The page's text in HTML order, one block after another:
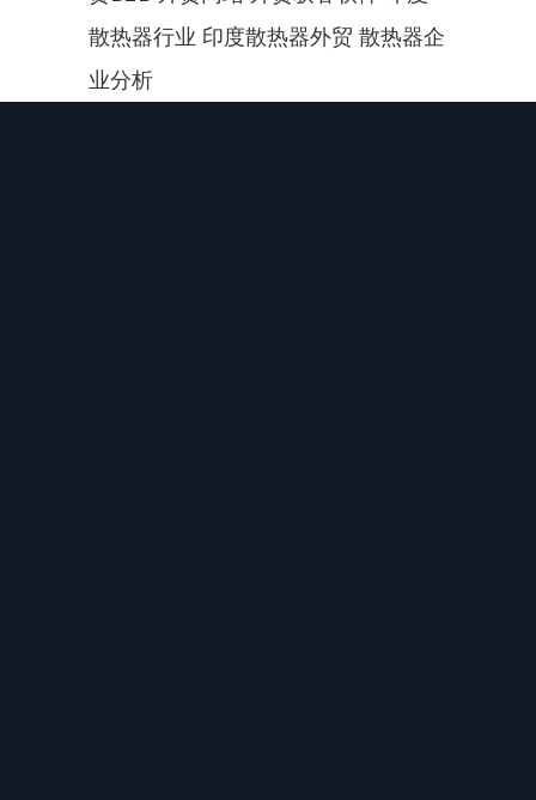
散热器行业 印度散热器外贸 散热器企
业分析